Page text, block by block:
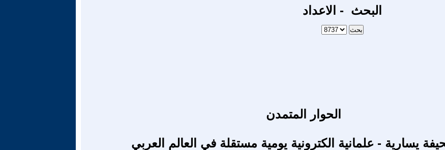
البحث - الاعداد
الحوار المتمدن
يسارية - علمانية الكترونية يومية مستقلة في العالم العربي